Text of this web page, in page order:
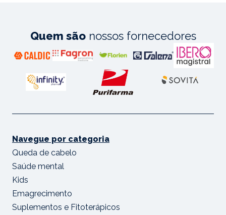
Quem sãonossos fornecedores
Navegue por categoria
Queda de cabelo
Saúde mental
Kids
Emagrecimento
Suplementos e Fitoterápicos